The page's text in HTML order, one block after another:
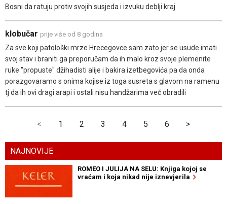
Bosni da ratuju protiv svojih susjeda i izvuku deblji kraj.
klobučar prije više od 8 godina
Za sve koji patološki mrze Hrecegovce sam zato jer se usude imati
svoj stav i braniti ga preporučam da ih malo kroz svoje plemenite
ruke "propuste" džihadisti alije i bakira izetbegovića pa da onda
porazgovaramo s onima kojise iz toga susreta s glavom na ramenu
tj da ih ovi dragi arapi i ostali nisu handžarima već obradili
< 1 2 3 4 5 6 >
NAJNOVIJE
ROMEO I JULIJA NA SELU: Knjiga kojoj se
vraćam i koja nikad nije iznevjerila